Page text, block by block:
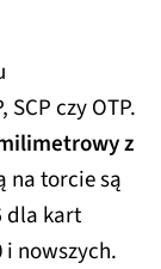
SCP czy OTP.
z
na torcie są
dla kart
i nowszych.